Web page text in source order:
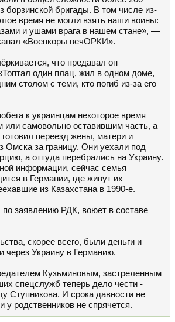
борзинской бригады. В том числе из-
время не могли взять наши воины:
и ушами врага в нашем стане», —
«Военкоры вечОРКИ».
что предавал он
один плац, жил в одном доме,
столом с теми, кто погиб из-за его
к украинцам некоторое время
или самовольно оставившим часть, а
переезд жены, матери и
Омска за границу. Они уехали под
а оттуда перебрались на Украину.
информации, сейчас семья
в Германии, где живут их
из Казахстана в 1990-е.
заявлению РДК, воюет в составе
скорее всего, были деньги и
через Украину в Германию.
Кузьминовым, застреленным
спецслужб теперь дело чести -
Ступникова. И срока давности не
у родственников не спрячется.